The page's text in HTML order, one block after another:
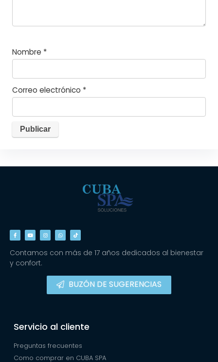
Nombre *
Correo electrónico *
Contamos con más de 17 años dedicados al bienestar
y confort.
BUZÓN DE SUGERENCIAS
Servicio al cliente
Preguntas frecuentes
Como comprar en CUBA SPA